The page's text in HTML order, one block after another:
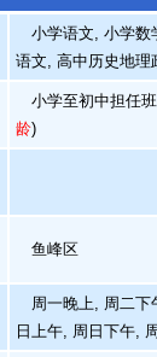
小学语文, 小学数
语文, 高中历史地
小学至初中担任班
龄)
鱼峰区
周一晚上, 周二
日上午, 周日下午,